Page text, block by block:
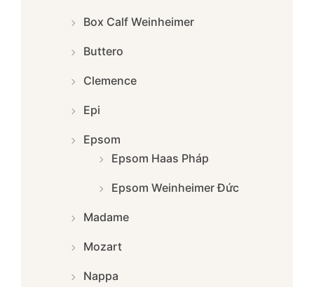
Box Calf Weinheimer
Buttero
Clemence
Epi
Epsom
Epsom Haas Pháp
Epsom Weinheimer Đức
Madame
Mozart
Nappa